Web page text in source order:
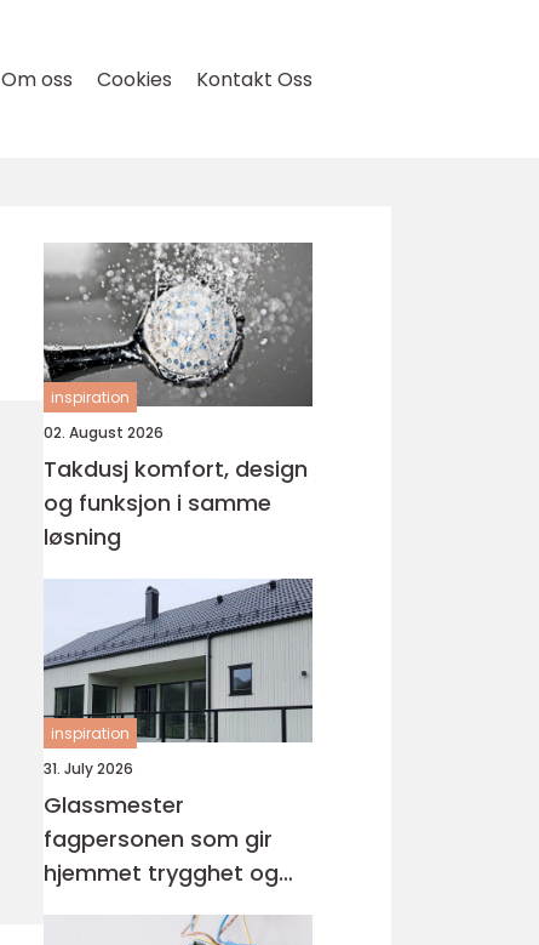
Om oss Cookies Kontakt Oss
inspiration
02. August 2026
Takdusj komfort, design
og funksjon i samme
løsning
inspiration
31. July 2026
Glassmester
fagpersonen som gir
hjemmet trygghet og
lys